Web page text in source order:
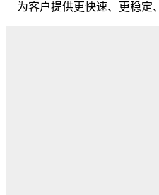
为客户提供更快速、更稳定